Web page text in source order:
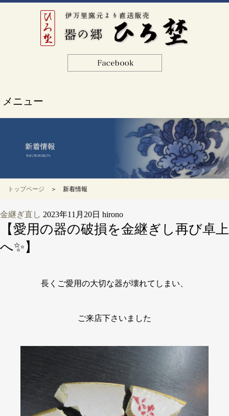
メニュー
トップページ ＞ 新着情報
金継ぎ直し 2023年11月20日 hirono
【愛用の器の破損を金継ぎし再び卓上
へ✨】
長くご愛用の大切な器が壊れてしまい、
ご来店下さいました